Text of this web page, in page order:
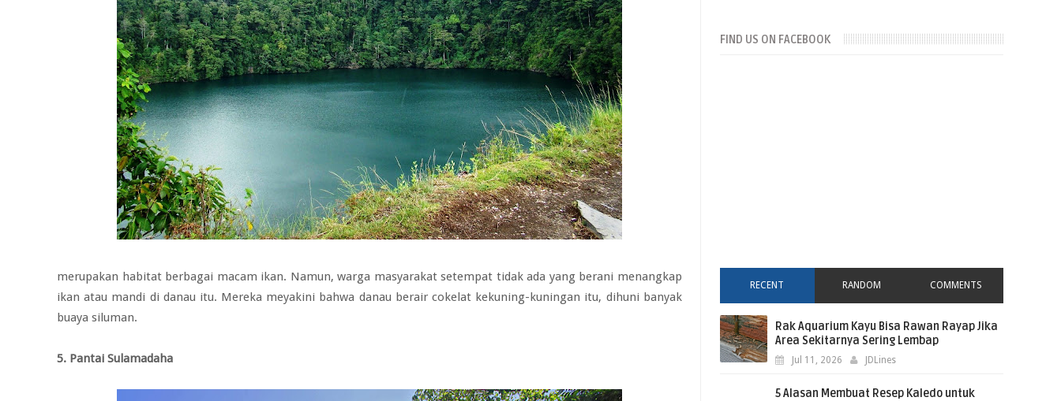
merupakan habitat berbagai macam ikan. Namun, warga masyarakat setempat tidak ada yang berani menangkap
ikan atau mandi di danau itu. Mereka meyakini bahwa danau berair cokelat kekuning-kuningan itu, dihuni banyak
buaya siluman.
5. Pantai Sulamadaha
FIND US ON FACEBOOK
RECENT RANDOM COMMENTS
Rak Aquarium Kayu Bisa Rawan Rayap Jika
Area Sekitarnya Sering Lembap
Jul 11, 2026 JDLines
5 Alasan Membuat Resep Kaledo untuk